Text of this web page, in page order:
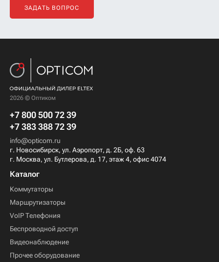
ЗАДАТЬ ВОПРОС
2026 © Оптиком
+7 800 500 72 39
+7 383 388 72 39
info@opticom.ru
г. Новосибирск, ул. Аэропорт, д. 2Б, оф. 63
г. Москва, ул. Бутлерова, д. 17, этаж 4, офис 4074
Каталог
Коммутаторы
Маршрутизаторы
VoIP Телефония
Беспроводной доступ
Видеонаблюдение
Прочее оборудование